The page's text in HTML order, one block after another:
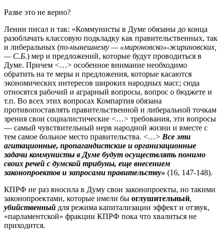
Разве это не верно?
Ленин писал и так: «Коммунисты в Думе обязаны до конца
разоблачать классовую подкладку как правительственных, так
и либеральных (по-нынешнему — «мироновско»-жириновских,
— С.Б.) мер и предложений, которые будут проводиться в
Думе. Причем <…> особенное внимание необходимо
обратить на те меры и предложения, которые касаются
экономических интересов широких народных масс; сюда
относятся рабочий и аграрный вопросы, вопрос о бюджете и
т.п. Во всех этих вопросах Компартия обязана
противопоставлять правительственной и либеральной точкам
зрения свои социалистические <…> требования, эти вопросы
— самый чувствительный нерв народной жизни и вместе с
тем самое больное место правительства. <…> Все эти
агитационные, пропагандистские и организационные
задачи коммунисты в Думе будут осуществлять помимо
своих речей с думской трибуны, еще внесением
законопроектов и запросами правительству» (16, 147-148).
КПРФ не раз вносила в Думу свои законопроекты, но такими
законопроектами, которые имели бы оглушительный,
убийственный для режима капитализации эффект и отзвук,
«парламентской» фракции КПРФ пока что хвалиться не
приходится.